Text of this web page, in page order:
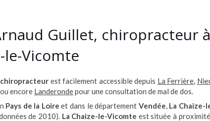
Guillet, chiropracteur
le-Vicomte
chiropracteur est facilement accessible depuis La Ferrière,
ou encore Landerondepour une consultation de mal de dos.
Pays de la Loire et dans le département Vendée, La Chaize-
de 2010). La Chaize-le-Vicomte est située à